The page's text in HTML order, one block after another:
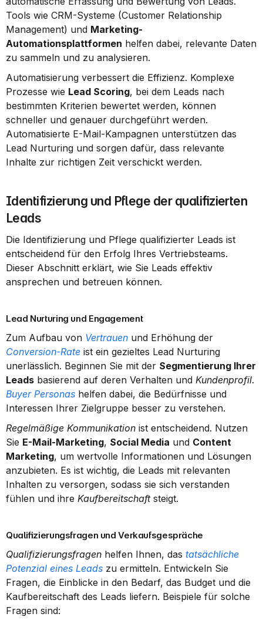
Tools wie CRM-Systeme (Customer Relationship
Management) und Marketing-
Automationsplattformen helfen dabei, relevante Daten
zu sammeln und zu analysieren.
Automatisierung verbessert die Effizienz. Komplexe
Prozesse wie Lead Scoring, bei dem Leads nach
bestimmten Kriterien bewertet werden, können
schneller und genauer durchgeführt werden.
Automatisierte E-Mail-Kampagnen unterstützen das
Lead Nurturing und sorgen dafür, dass relevante
Inhalte zur richtigen Zeit verschickt werden.
Identifizierung und Pflege der qualifizierten
Leads
Die Identifizierung und Pflege qualifizierter Leads ist
entscheidend für den Erfolg Ihres Vertriebsteams.
Dieser Abschnitt erklärt, wie Sie Leads effektiv
ansprechen und betreuen können.
Lead Nurturing und Engagement
Zum Aufbau von Vertrauen
Conversion-Rate ist ein gezieltes Lead Nurturing
unerlässlich. Beginnen Sie mit der Segmentierung Ihrer
Leads basierend auf deren Verhalten und Kundenprofil
Buyer Personas helfen dabei, die Bedürfnisse und
Interessen Ihrer Zielgruppe besser zu verstehen.
Regelmäßige Kommunikation ist entscheidend. Nutzen
Sie E-Mail-Marketing, Social Media und Content
Marketing, um wertvolle Informationen und Lösungen
anzubieten. Es ist wichtig, die Leads mit relevanten
Inhalten zu versorgen, sodass sie sich verstanden
fühlen und ihre Kaufbereitschaft steigt.
Qualifizierungsfragen und Verkaufsgespräche
Qualifizierungsfragen helfen Ihnen, das tatsächliche
Potenzial eines Leads zu ermitteln. Entwickeln Sie
Fragen, die Einblicke in den Bedarf, das Budget und die
Kaufbereitschaft des Leads liefern. Beispiele für solche
Fragen sind: